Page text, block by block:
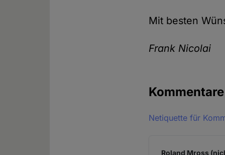
Mit besten
Frank Nicolai
Kommentare
Netiquette für
Roland Mross